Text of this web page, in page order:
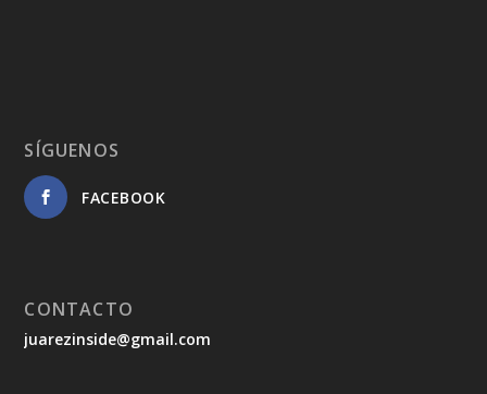
SÍGUENOS
FACEBOOK
CONTACTO
juarezinside@gmail.com